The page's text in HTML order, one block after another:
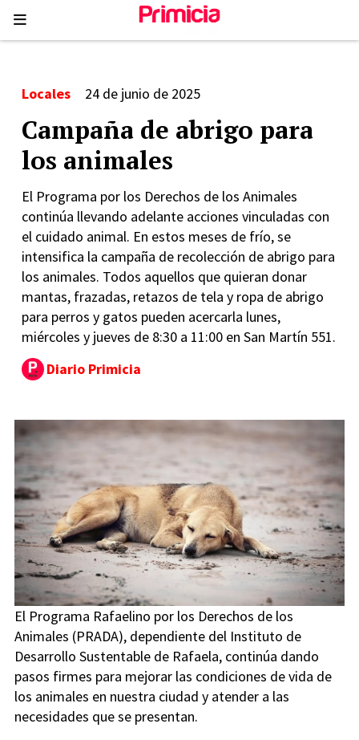
Campaña de abrigo para
los animales
El Programa por los Derechos de los Animales
continúa llevando adelante acciones vinculadas con
el cuidado animal. En estos meses de frío, se
intensifica la campaña de recolección de abrigo para
los animales. Todos aquellos que quieran donar
mantas, frazadas, retazos de tela y ropa de abrigo
para perros y gatos pueden acercarla lunes,
miércoles y jueves de 8:30 a 11:00 en San Martín 551.
Locales 24 de junio de 2025
Diario Primicia
El Programa Rafaelino por los Derechos de los
Animales (PRADA), dependiente del Instituto de
Desarrollo Sustentable de Rafaela, continúa dando
pasos firmes para mejorar las condiciones de vida de
los animales en nuestra ciudad y atender a las
necesidades que se presentan.